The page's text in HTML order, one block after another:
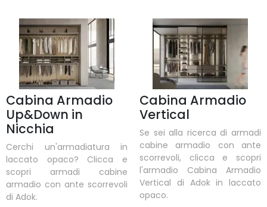
Cabina Armadio
Up&Down in
Nicchia
Cerchi un'armadiatura in
laccato opaco? Clicca e
scopri armadi cabine
armadio con ante scorrevoli
di Adok.
Cabina Armadio
Vertical
Se sei alla ricerca di armadi
cabine armadio con ante
scorrevoli, clicca e scopri
l'armadio Cabina Armadio
Vertical di Adok in laccato
opaco.